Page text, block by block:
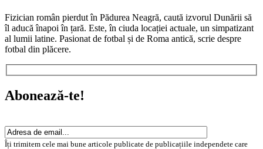
Fizician român pierdut în Pădurea Neagră, caută izvorul Dunării să
îl aducă înapoi în țară. Este, în ciuda locației actuale, un simpatizant
al lumii latine. Pasionat de fotbal și de Roma antică, scrie despre
fotbal din plăcere.
Abonează-te!
Îți trimitem cele mai bune articole publicate de publicațiile independete care